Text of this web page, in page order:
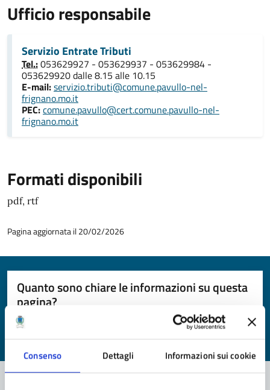
Consenso Dettagli Informazioni sui cookie
Ufficio responsabile
Servizio Entrate Tributi
Tel.:053629927 - 053629937 - 053629984 -
053629920 dalle 8.15 alle 10.15
E-mail:servizio.tributi@comune.pavullo-nel-
frignano.mo.it
PEC:comune.pavullo@cert.comune.pavullo-nel-
frignano.mo.it
Formati disponibili
pdf, rtf
Pagina aggiornata il 20/02/2026
Quanto sono chiare le informazioni su questa
pagina?
Valuta da 1 a 5 stelle la pagina
Valuta 5 stelle su 5
Valuta 4 stelle su 5
Valuta 3 stelle su 5
Valuta 2 stelle su 5
Valuta 1 stelle su 5